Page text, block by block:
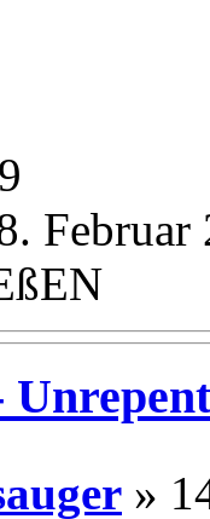
Februar
»